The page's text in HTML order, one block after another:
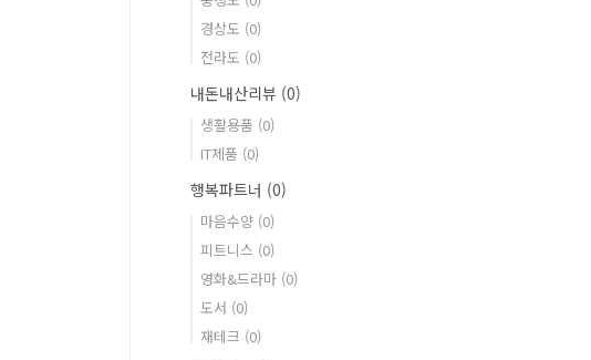
경상도 (0)
전라도 (0)
내돈내산리뷰 (0)
생활용품 (0)
IT제품 (0)
행복파트너 (0)
마음수양 (0)
피트니스 (0)
영화&드라마 (0)
도서 (0)
재테크 (0)